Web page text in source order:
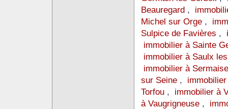
Beauregard ,
Michel sur Orge ,
Sulpice de Favières ,
immobilier à Sainte
immobilier à Saulx
immobilier à
sur Seine ,
Torfou , immobilier à
à Vaugrigneuse ,